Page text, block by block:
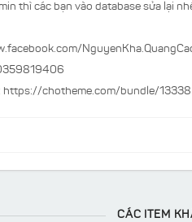
thì các bạn vào database sửa lại
https://chotheme.com/bundle/13338
CÁC ITEM